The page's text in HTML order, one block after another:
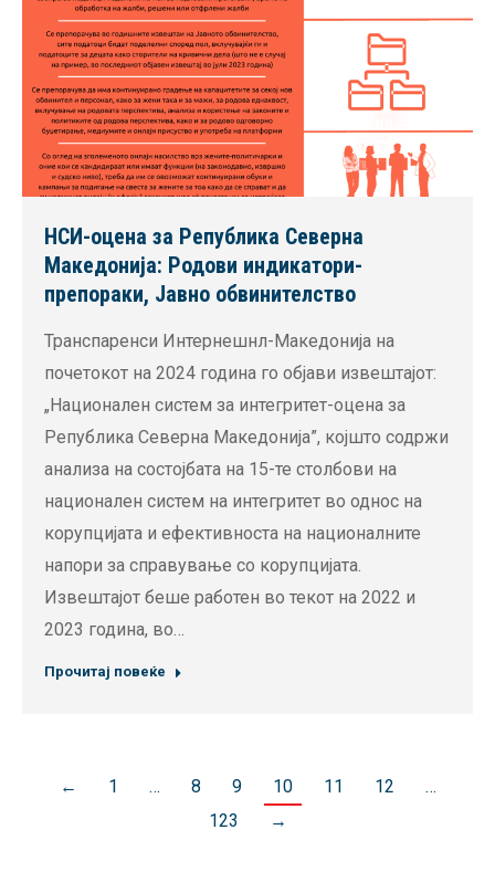
НСИ-оцена за Република Северна
Македонија: Родови индикатори-
препораки, Јавно обвинителство
Транспаренси Интернешнл-Македонија на
почетокот на 2024 година го објави извештајот:
„Национален систем за интегритет-оцена за
Република Северна Македонија”, којшто содржи
анализа на состојбата на 15-те столбови на
национален систем на интегритет во однос на
корупцијата и ефективноста на националните
напори за справување со корупцијата.
Извештајот беше работен во текот на 2022 и
2023 година, во…
Прочитај повеќе
← 1 … 8 9 10 11 12
…
123
→